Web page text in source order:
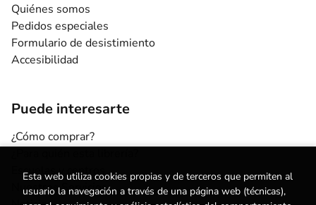
Quiénes somos
Pedidos especiales
Formulario de desistimiento
Accesibilidad
Puede interesarte
¿Cómo comprar?
Escuelas y centros
Nuestros Servicios
Esta web utiliza cookies propias y de terceros que permiten al
usuario la navegación a través de una página web (técnicas),